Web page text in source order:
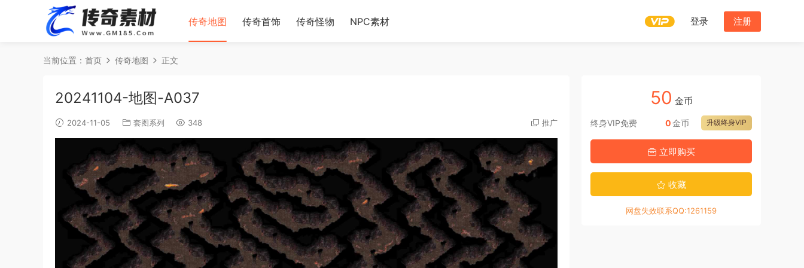
传奇地图 传奇首饰 传奇怪物 NPC素材 登录 注册
当前位置： 首页 传奇地图 正文
20241104-地图-A037
2024-11-05 套图系列 348 推广
50 金币
终身VIP免费 升级终身VIP
0金币
立即购买
收藏
网盘失效联系QQ:1261159